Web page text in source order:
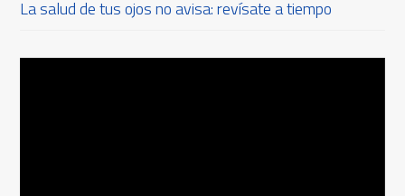
La salud de tus ojos no avisa: revísate a tiempo